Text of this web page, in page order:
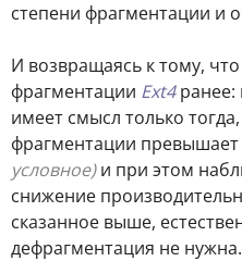
степени фрагментации и
И возвращаясь к тому,
фрагментации Ext4ранее:
имеет смысл только
фрагментации превышает
условное)и при этом
снижение
сказанное выше,
дефрагментация не нужна.